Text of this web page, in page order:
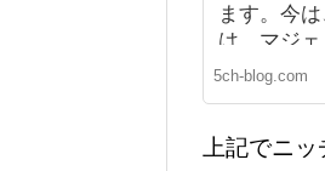
ます。今
は、マジェ
5ch-blog.com
上記でニッ